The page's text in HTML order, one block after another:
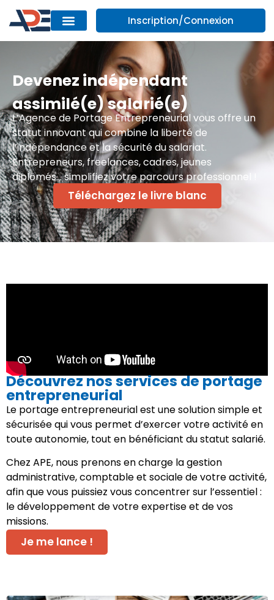
Inscription/Connexion
Devenez indépendant
assimilé(e) salarié(e)
L’Agence de Portage Entrepreneurial vous offre un
statut innovant qui combine la liberté de
l’indépendance et la sécurité du salariat.
Entrepreneurs, freelances, cadres, jeunes
diplômés… simplifiez votre parcours professionnel !
Téléchargez le livre blanc
Découvrez nos services de portage
entrepreneurial
Le portage entrepreneurial est une solution simple et
sécurisée qui vous permet d’exercer votre activité en
toute autonomie, tout en bénéficiant du statut salarié.
Chez APE, nous prenons en charge la gestion
administrative, comptable et sociale de votre activité,
afin que vous puissiez vous concentrer sur l’essentiel :
le développement de votre expertise et de vos
missions.
Je me lance !